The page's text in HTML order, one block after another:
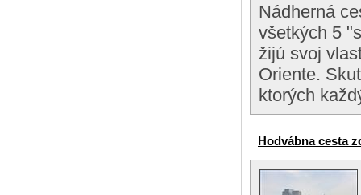
Nádherná
všetkých 5
žijú svoj
Oriente.
ktorých
Hodvábna cesta